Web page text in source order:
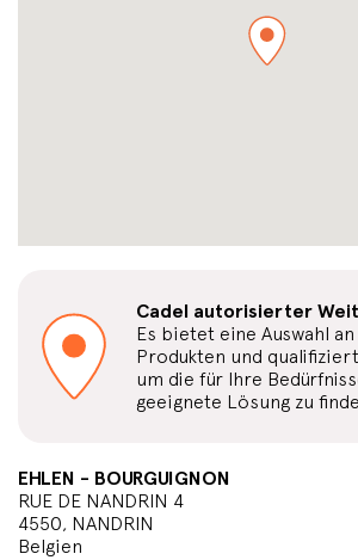
Cadel autorisierter
Es bietet eine Auswahl
Produkten und
um die für Ihre
geeignete Lösung zu
EHLEN - BOURGUIGNON
RUE DE NANDRIN 4
4550, NANDRIN
Belgien